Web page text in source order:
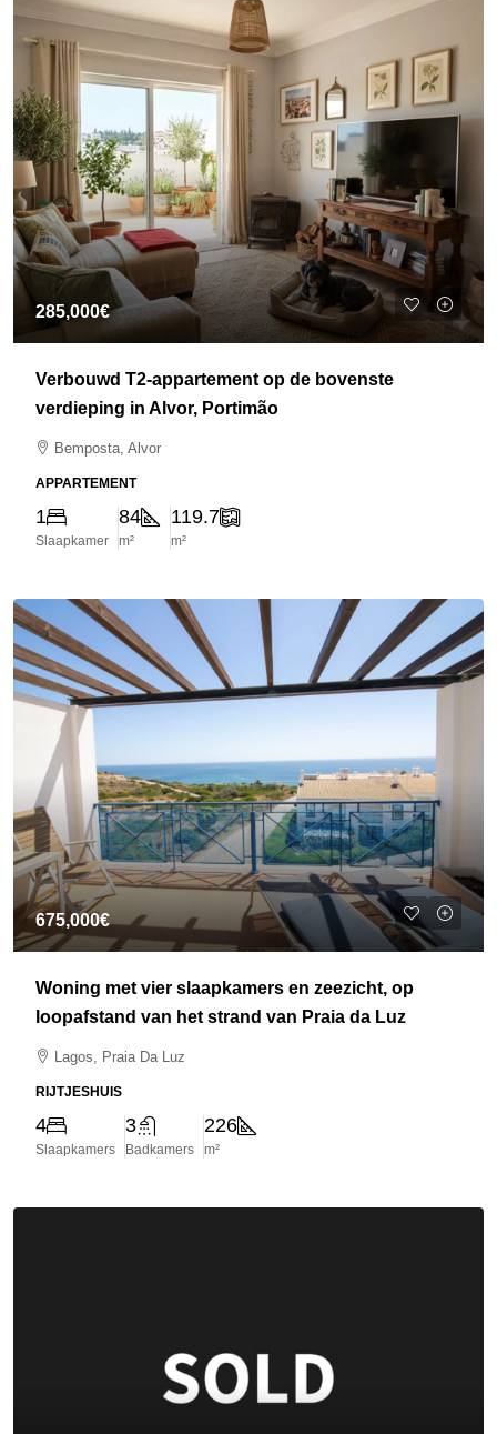
285,000€
Verbouwd T2-appartement op de bovenste
verdieping in Alvor, Portimão
Bemposta, Alvor
APPARTEMENT
1
Slaapkamer
84
m²
119.7
m²
675,000€
Woning met vier slaapkamers en zeezicht, op
loopafstand van het strand van Praia da Luz
Lagos, Praia Da Luz
RIJTJESHUIS
4
Slaapkamers
3
Badkamers
226
m²